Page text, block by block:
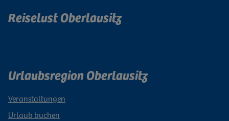
Reiselust Oberlausitz
Urlaubsregion Oberlausitz
Veranstaltungen
Urlaub buchen